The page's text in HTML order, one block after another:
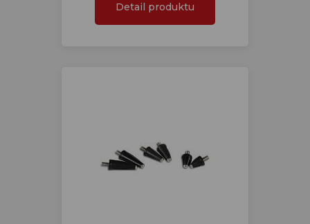
Detail produktu